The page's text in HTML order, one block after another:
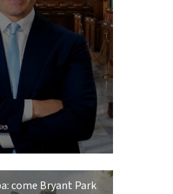
come Bryant Park